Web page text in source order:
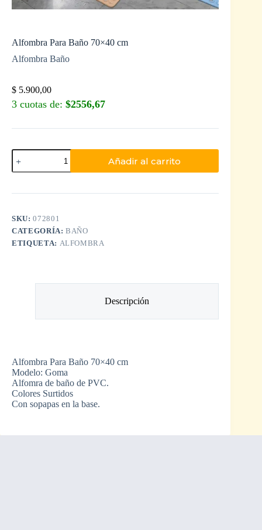
Alfombra Para Baño 70×40 cm
Alfombra Baño
$ 5.900,00
3 cuotas de: $2556,67
Añadir al carrito
SKU:072801
CATEGORÍA:BAÑO
ETIQUETA: ALFOMBRA
Descripción
Alfombra Para Baño 70×40 cm
Modelo: Goma
Alfomra de baño de PVC.
Colores Surtidos
Con sopapas en la base.